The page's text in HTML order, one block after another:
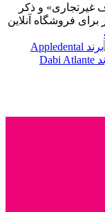
غیرتجاری» و ذکر
فروشگاه آنلاین